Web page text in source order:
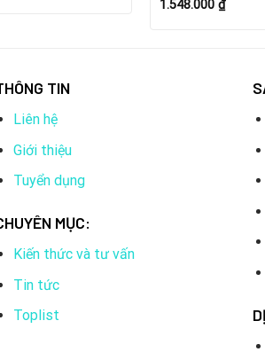
4 Camera Kbvision IP
Số lượng 2
1.548.000 ₫
TIN
Liên hệ
Giới thiệu
Tuyển dụng
MỤC:
Kiến thức và tư vấn
Tin tức
Toplist